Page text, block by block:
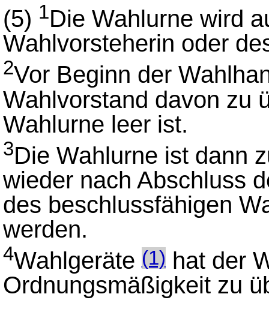
(5) 1Die Wahlurne wird
Wahlvorsteherin oder
2Vor Beginn der
Wahlvorstand davon zu
Wahlurne leer ist.
3Die Wahlurne ist dann
wieder nach Abschluss
des beschlussfähigen
werden.
4Wahlgeräte(1)hat der
Ordnungsmäßigkeit zu